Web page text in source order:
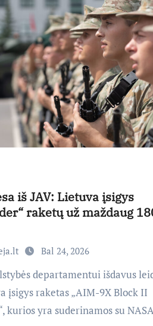
iš JAV: Lietuva įsigys
raketų už maždaug
Bal 24, 2026
departamentui išdavus
įsigys raketas „AIM-9X Block II
kurios yra suderinamos su